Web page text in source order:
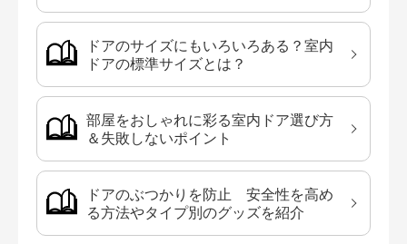
ドアのサイズにもいろいろある？室内
ドアの標準サイズとは？
部屋をおしゃれに彩る室内ドア選び方
＆失敗しないポイント
ドアのぶつかりを防止 安全性を高め
る方法やタイプ別のグッズを紹介